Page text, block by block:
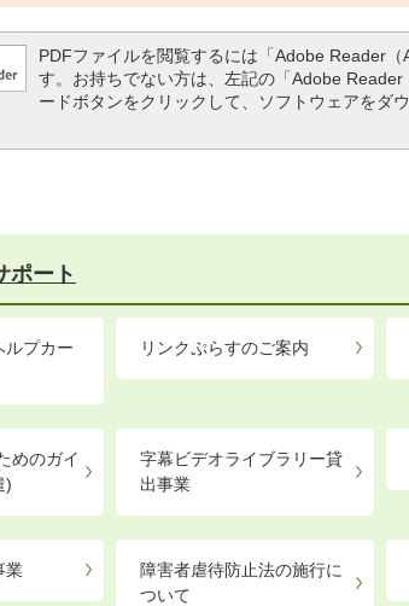
PDFファイルを閲覧するには「Adobe Reader
す。お持ちでない方は、左記の「Adobe
ードボタンをクリックして、ソフトウェアをダ
ポート
ルプカー
リンクぷらすのご案内
めのガイ
)
字幕ビデオライブラリー貸
出事業
業
障害者虐待防止法の施行に
ついて